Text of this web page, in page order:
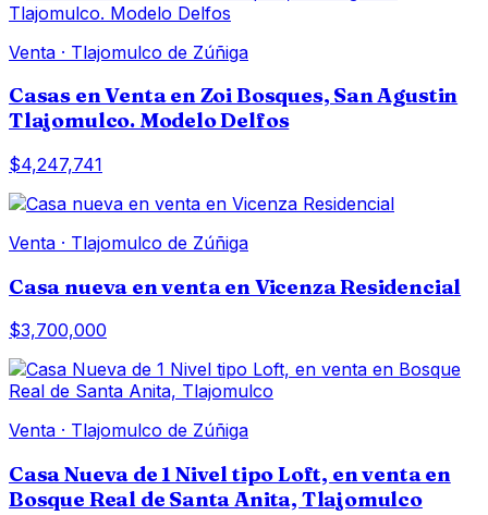
Venta · Tlajomulco de Zúñiga
Casas en Venta en Zoi Bosques, San Agustin
Tlajomulco. Modelo Delfos
$4,247,741
Venta · Tlajomulco de Zúñiga
Casa nueva en venta en Vicenza Residencial
$3,700,000
Venta · Tlajomulco de Zúñiga
Casa Nueva de 1 Nivel tipo Loft, en venta en
Bosque Real de Santa Anita, Tlajomulco